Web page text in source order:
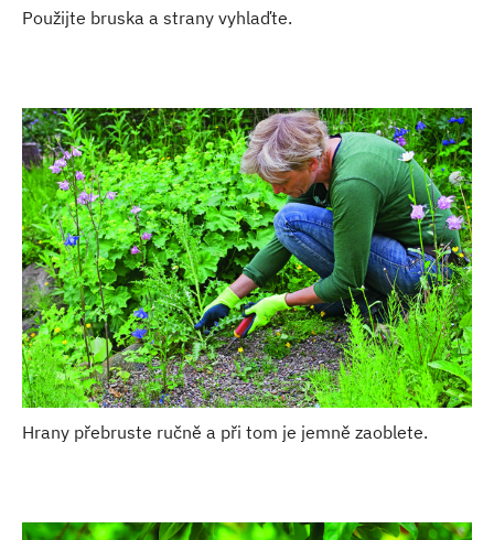
Použijte bruska a strany vyhlaďte.
Hrany přebruste ručně a při tom je jemně zaoblete.